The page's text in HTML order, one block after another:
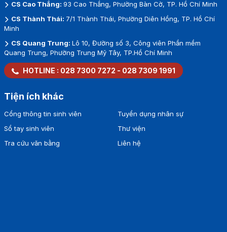
CS Cao Thắng: 93 Cao Thắng, Phường Bàn Cờ, TP. Hồ Chí Minh
CS Thành Thái: 7/1 Thành Thái, Phường Diên Hồng, TP. Hồ Chí
Minh
CS Quang Trung: Lô 10, Đường số 3, Công viên Phần mềm
Quang Trung, Phường Trung Mỹ Tây, TP.Hồ Chí Minh
HOTLINE : 028 7300 7272 - 028 7309 1991
Tiện ích khác
Cổng thông tin sinh viên
Sổ tay sinh viên
Tra cứu văn bằng
Tuyển dụng nhân sự
Thư viện
Liên hệ